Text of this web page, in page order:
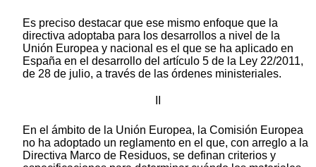
Es preciso destacar que ese mismo enfoque que la
directiva adoptaba para los desarrollos a nivel de la
Unión Europea y nacional es el que se ha aplicado en
España en el desarrollo del artículo 5 de la Ley 22/2011,
de 28 de julio, a través de las órdenes ministeriales.
En el ámbito de la Unión Europea, la Comisión Europea
no ha adoptado un reglamento en el que, con arreglo a la
Directiva Marco de Residuos, se definan criterios y